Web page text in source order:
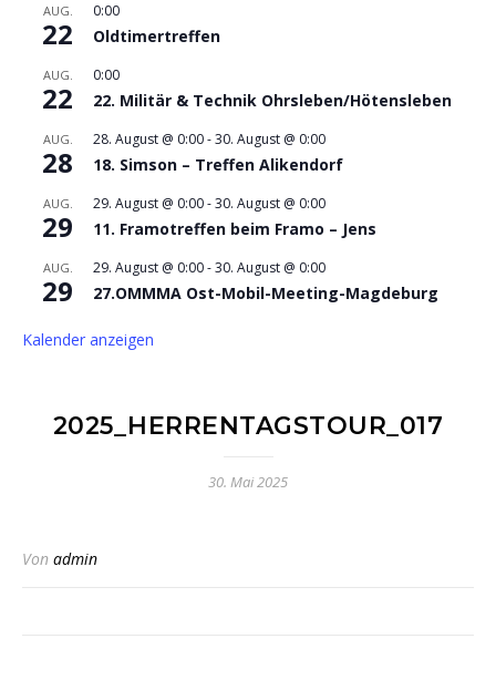
AUG.
22
0:00
Oldtimertreffen
AUG.
22
0:00
22. Militär & Technik Ohrsleben/Hötensleben
AUG.
28
28. August @ 0:00-30. August @ 0:00
18. Simson – Treffen Alikendorf
AUG.
29
29. August @ 0:00-30. August @ 0:00
11. Framotreffen beim Framo – Jens
AUG.
29
29. August @ 0:00-30. August @ 0:00
27.OMMMA Ost-Mobil-Meeting-Magdeburg
Kalender anzeigen
2025_HERRENTAGSTOUR_017
30. Mai 2025
Von admin